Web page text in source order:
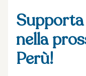
nella
Perù!